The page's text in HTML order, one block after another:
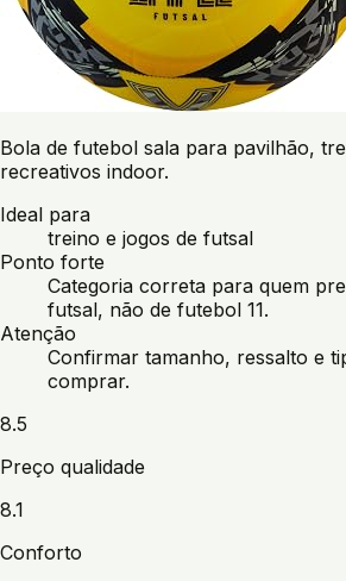
Bola de futebol sala para pavilhão,
recreativos indoor.
Ideal para
treino e jogos de futsal
Ponto forte
Categoria correta para quem
futsal, não de futebol 11.
Atenção
Confirmar tamanho, ressalto e
comprar.
8.5
Preço qualidade
8.1
Conforto